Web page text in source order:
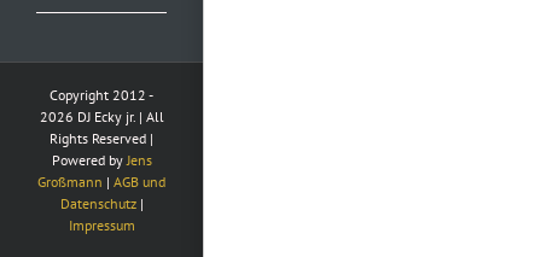
Copyright 2012 -
2026 DJ Ecky jr. | All
Rights Reserved |
Powered byJens
Großmann | AGB und
Datenschutz|
Impressum